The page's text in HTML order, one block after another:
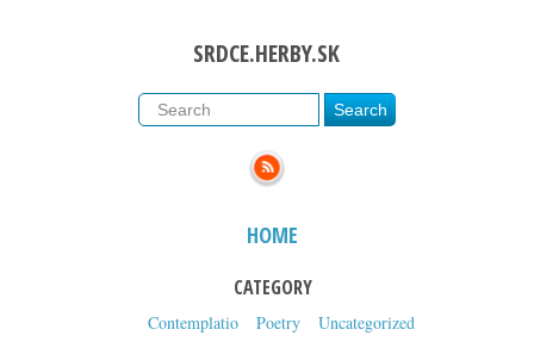
SRDCE.HERBY.SK
HOME
CATEGORY
Contemplatio Poetry
Uncategorized